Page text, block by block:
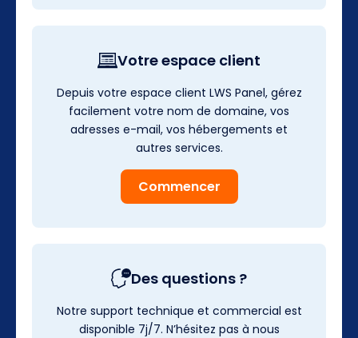
Votre espace client
Depuis votre espace client LWS Panel, gérez
facilement votre nom de domaine, vos
adresses e-mail, vos hébergements et
autres services.
Commencer
Des questions ?
Notre support technique et commercial est
disponible 7j/7. N’hésitez pas à nous